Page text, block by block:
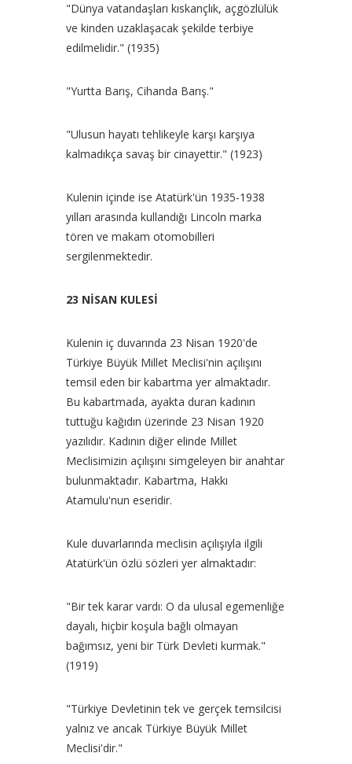
"Dünya vatandaşları kıskançlık, açgözlülük
ve kinden uzaklaşacak şekilde terbiye
edilmelidir." (1935)
"Yurtta Barış, Cihanda Barış."
"Ulusun hayatı tehlikeyle karşı karşıya
kalmadıkça savaş bir cinayettir." (1923)
Kulenin içinde ise Atatürk'ün 1935-1938
yılları arasında kullandığı Lincoln marka
tören ve makam otomobilleri
sergilenmektedir.
23 NİSAN KULESİ
Kulenin iç duvarında 23 Nisan 1920'de
Türkiye Büyük Millet Meclisi'nin açılışını
temsil eden bir kabartma yer almaktadır.
Bu kabartmada, ayakta duran kadının
tuttuğu kağıdın üzerinde 23 Nisan 1920
yazılıdır. Kadının diğer elinde Millet
Meclisimizin açılışını simgeleyen bir anahtar
bulunmaktadır. Kabartma, Hakkı
Atamulu'nun eseridir.
Kule duvarlarında meclisin açılışıyla ilgili
Atatürk'ün özlü sözleri yer almaktadır:
"Bir tek karar vardı: O da ulusal egemenliğe
dayalı, hiçbir koşula bağlı olmayan
bağımsız, yeni bir Türk Devleti kurmak."
(1919)
"Türkiye Devletinin tek ve gerçek temsilcisi
yalnız ve ancak Türkiye Büyük Millet
Meclisi'dir."